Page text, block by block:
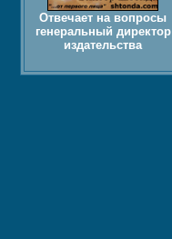
Отвечает на вопросы
генеральный директор
издательства